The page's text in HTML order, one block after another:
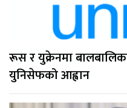
रूस र युक्रेनमा
युनिसेफको आह्वान